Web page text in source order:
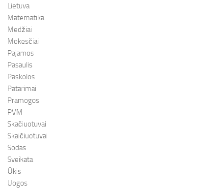
Lietuva
Matematika
Medžiai
Mokesčiai
Pajamos
Pasaulis
Paskolos
Patarimai
Pramogos
PVM
Skačiuotuvai
Skaičiuotuvai
Sodas
Sveikata
Ūkis
Uogos